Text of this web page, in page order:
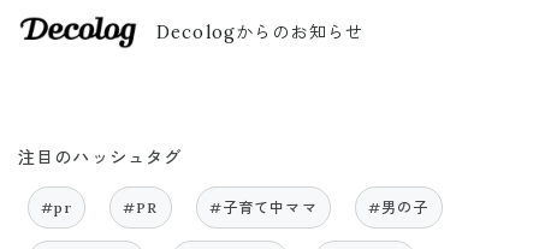
Decologからのお知らせ
注目のハッシュタグ
#pr #PR #子育て中ママ #男の子